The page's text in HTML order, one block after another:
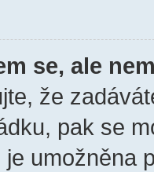
se, ale
že
pak se
umožněna